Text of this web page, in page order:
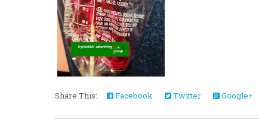
Share This: Facebook Twitter Google+